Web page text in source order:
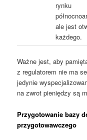
rynku
ale jest
każdego.
Ważne jest, aby
z regulatorem nie ma
jedynie
na zwrot pieniędzy są
Przygotowanie bazy
przygotowawczego